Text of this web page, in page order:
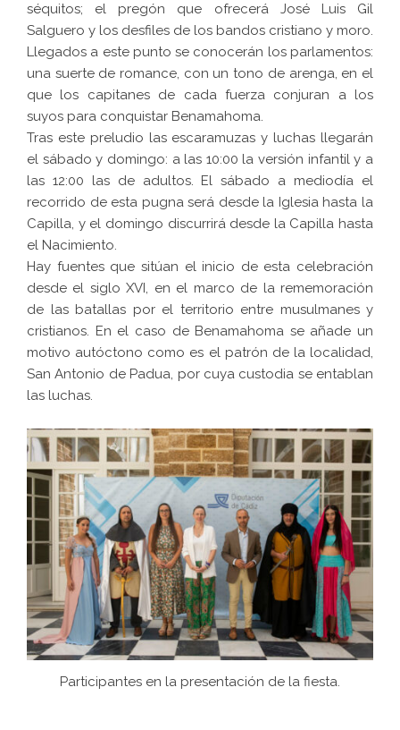
séquitos; el pregón que ofrecerá José Luis Gil
Salguero y los desfiles de los bandos cristiano y moro.
Llegados a este punto se conocerán los parlamentos:
una suerte de romance, con un tono de arenga, en el
que los capitanes de cada fuerza conjuran a los
suyos para conquistar Benamahoma.
Tras este preludio las escaramuzas y luchas llegarán
el sábado y domingo: a las 10:00 la versión infantil y a
las 12:00 las de adultos. El sábado a mediodía el
recorrido de esta pugna será desde la Iglesia hasta la
Capilla, y el domingo discurrirá desde la Capilla hasta
el Nacimiento.
Hay fuentes que sitúan el inicio de esta celebración
desde el siglo XVI, en el marco de la rememoración
de las batallas por el territorio entre musulmanes y
cristianos. En el caso de Benamahoma se añade un
motivo autóctono como es el patrón de la localidad,
San Antonio de Padua, por cuya custodia se entablan
las luchas.
Participantes en la presentación de la fiesta.